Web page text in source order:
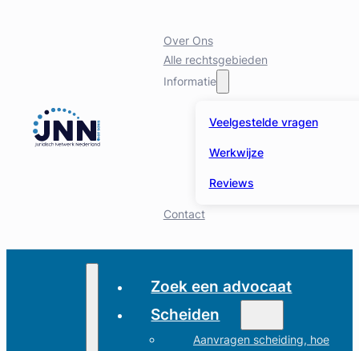
Over Ons
Alle rechtsgebieden
Informatie
Veelgestelde vragen
Werkwijze
Reviews
Contact
Zoek een advocaat
Scheiden
Aanvragen scheiding, hoe